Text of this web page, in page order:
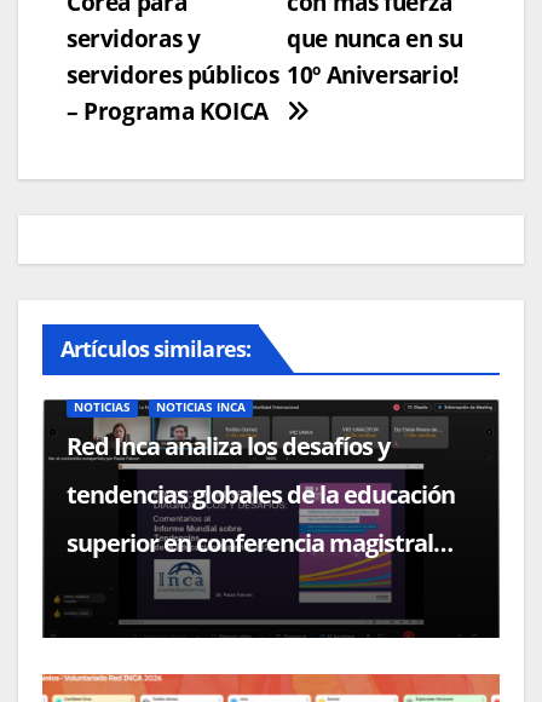
entradas
que nunca en su
10º Aniversario!
servidoras y
servidores públicos
– Programa KOICA
Artículos similares:
NOTICIAS NOTICIAS INCA
Red Inca analiza los desafíos y
tendencias globales de la educación
superior en conferencia magistral
con el Dr. Paulo Falcón